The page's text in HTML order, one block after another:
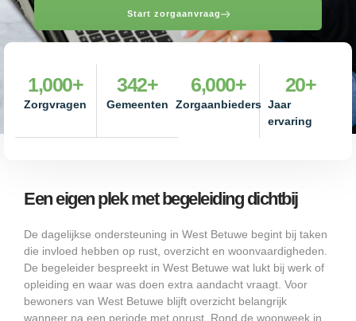
Start zorgaanvraag
Zorgvragen
1,000+
Gemeenten
342+
Zorgaanbieders
6,000+
Jaar
ervaring
20+
Een eigen plek met begeleiding dichtbij
De dagelijkse ondersteuning in West Betuwe begint bij taken
die invloed hebben op rust, overzicht en woonvaardigheden.
De begeleider bespreekt in West Betuwe wat lukt bij werk of
opleiding en waar was doen extra aandacht vraagt. Voor
bewoners van West Betuwe blijft overzicht belangrijk
wanneer na een periode met onrust. Rond de woonweek in